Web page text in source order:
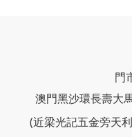
門
澳門黑沙環長壽大
(近梁光記五金旁天